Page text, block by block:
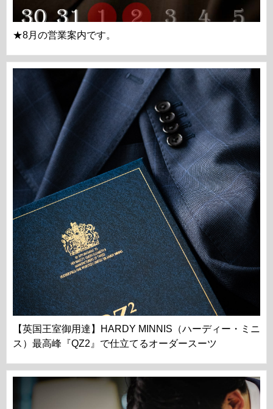
★8月の営業案内です。
【英国王室御用達】HARDY MINNIS（ハーディー・ミニ
ス）最高峰『QZ2』で仕立てるオーダースーツ